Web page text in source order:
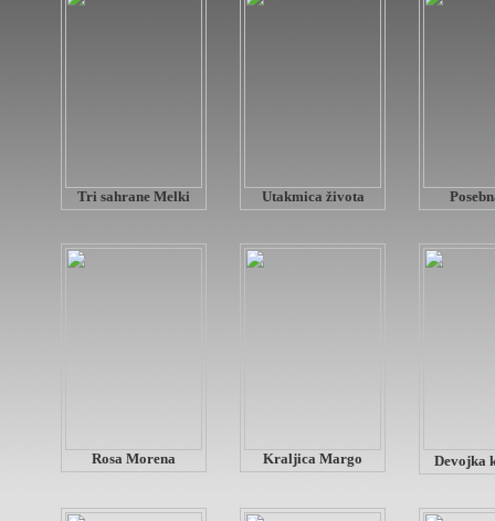
Tri sahrane Melki Utakmica života
Rosa Morena Kraljica Margo Devojka